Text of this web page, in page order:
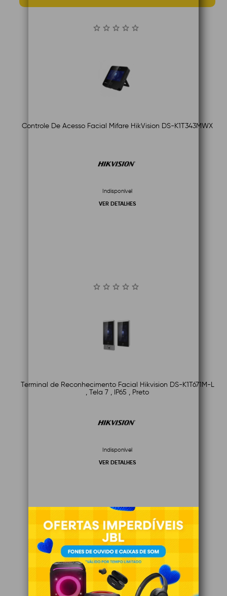
Controle De Acesso Facial Mifare HikVision DS-K1T343MWX
Indisponível
VER DETALHES
Terminal de Reconhecimento Facial Hikvision DS-K1T671M-L
, Tela 7 , IP65 , Preto
Indisponível
VER DETALHES